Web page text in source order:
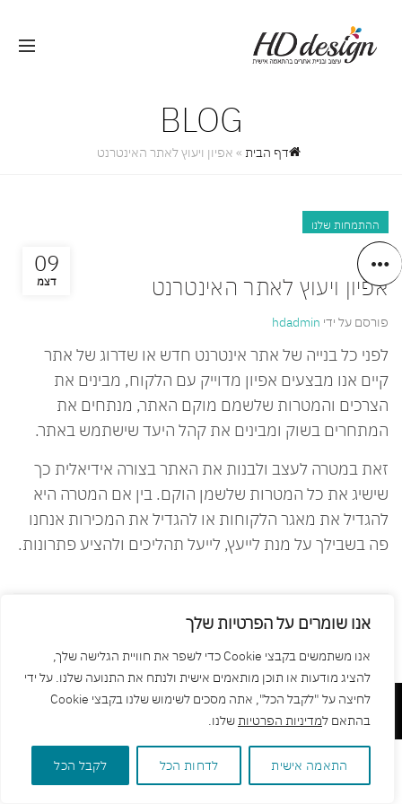
אנו שומרים על הפרטיות שלך
אנו משתמשים בקבצי Cookie כדי לשפר את חוויית הגלישה שלך,
להציג מודעות או תוכן מותאמים אישית ולנתח את התנועה שלנו. על ידי
לחיצה על "לקבל הכל", אתה מסכים לשימוש שלנו בקבצי Cookie
בהתאם למדיניות הפרטיותשלנו.
התאמה אישית לדחות הכל לקבל הכל
BLOG
דף הבית » אפיון ויעוץ לאתר האינטרנט
09
דצמ
ההתמחות שלנו
אפיון ויעוץ לאתר האינטרנט
פורסם על ידי hdadmin
לפני כל בנייה של אתר אינטרנט חדש או שדרוג של אתר
קיים אנו מבצעים אפיון מדוייק עם הלקוח, מבינים את
הצרכים והמטרות שלשמם מוקם האתר, מנתחים את
המתחרים בשוק ומבינים את קהל היעד שישתמש באתר.
זאת במטרה לעצב ולבנות את האתר בצורה אידיאלית כך
שישיג את כל המטרות שלשמן הוקם. בין אם המטרה היא
להגדיל את מאגר הלקוחות או להגדיל את המכירות אנחנו
פה בשבילך על מנת לייעץ, לייעל תהליכים ולהציע פתרונות.
|